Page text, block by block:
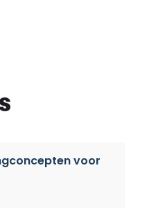
voor